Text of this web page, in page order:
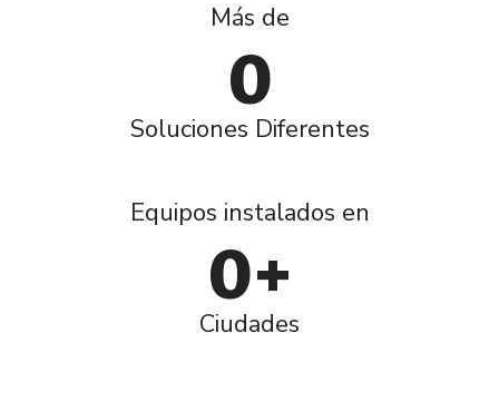
Más de
Soluciones Diferentes
0
Equipos instalados en
Ciudades
0+